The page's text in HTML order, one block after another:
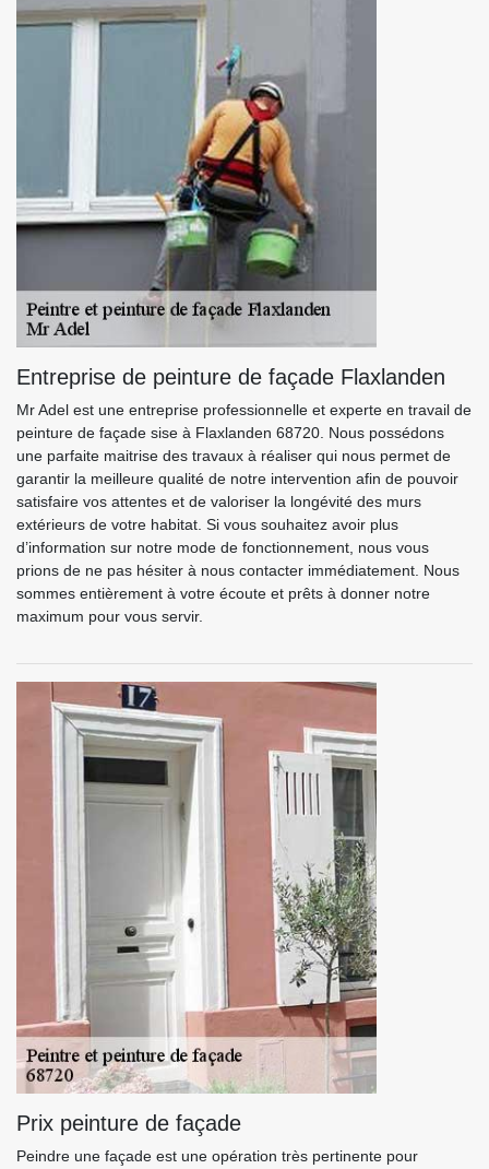
Entreprise de peinture de façade Flaxlanden
Mr Adel est une entreprise professionnelle et experte en travail de
peinture de façade sise à Flaxlanden 68720. Nous possédons
une parfaite maitrise des travaux à réaliser qui nous permet de
garantir la meilleure qualité de notre intervention afin de pouvoir
satisfaire vos attentes et de valoriser la longévité des murs
extérieurs de votre habitat. Si vous souhaitez avoir plus
d’information sur notre mode de fonctionnement, nous vous
prions de ne pas hésiter à nous contacter immédiatement. Nous
sommes entièrement à votre écoute et prêts à donner notre
maximum pour vous servir.
Prix peinture de façade
Peindre une façade est une opération très pertinente pour